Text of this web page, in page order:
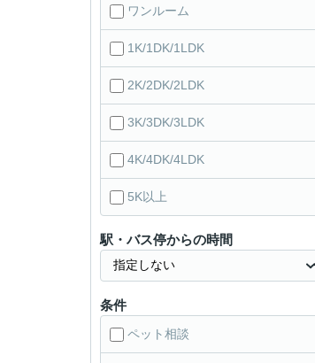
ワンルーム
1K/1DK/1LDK
2K/2DK/2LDK
3K/3DK/3LDK
4K/4DK/4LDK
5K以上
駅・バス停からの時間
条件
ペット相談